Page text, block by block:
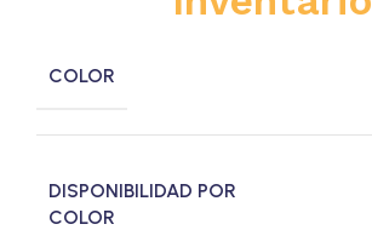
COLOR
DISPONIBILIDAD POR
COLOR